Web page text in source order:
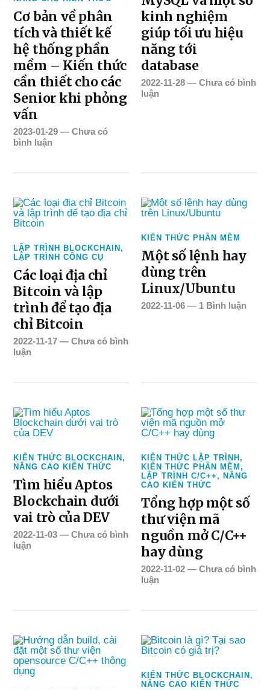
Cơ bản về phân
tích và thiết kế
hệ thống phần
mềm – Kiến thức
cần thiết cho các
Senior khi phỏng
vấn
2023-01-29 —Chưa có
bình luận
kinh nghiệm
giúp tối ưu hiệu
năng tới
database
2022-11-28 —Chưa có bình
luận
LẬP TRÌNH BLOCKCHAIN,
LẬP TRÌNH CÔNG CỤ
Các loại địa chỉ
Bitcoin và lập
trình để tạo địa
chỉ Bitcoin
2022-11-17 —Chưa có bình
luận
KIẾN THỨC PHẦN MỀM
Một số lệnh hay
dùng trên
Linux/Ubuntu
2022-11-06 — 1 Bình luận
KIẾN THỨC BLOCKCHAIN,
NÂNG CAO KIẾN THỨC
Tìm hiểu Aptos
Blockchain dưới
vai trò của DEV
2022-11-03 —Chưa có bình
luận
KIẾN THỨC LẬP TRÌNH,
KIẾN THỨC PHẦN MỀM,
LẬP TRÌNH C/C++,NÂNG
CAO KIẾN THỨC
Tổng hợp một số
thư viện mã
nguồn mở C/C++
hay dùng
2022-11-02 —Chưa có bình
luận
KIẾN THỨC BLOCKCHAIN,
NÂNG CAO KIẾN THỨC